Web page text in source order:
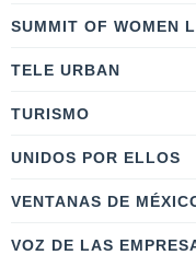
SUMMIT OF WOMEN
TELE URBAN
TURISMO
UNIDOS POR ELLOS
VENTANAS DE
VOZ DE LAS